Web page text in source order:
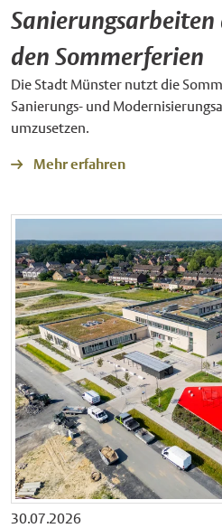
Sanierungsarbeiten
den Sommerferien
Die Stadt Münster nutzt die
Sanierungs- und
umzusetzen.
Mehr erfahren
30.07.2026